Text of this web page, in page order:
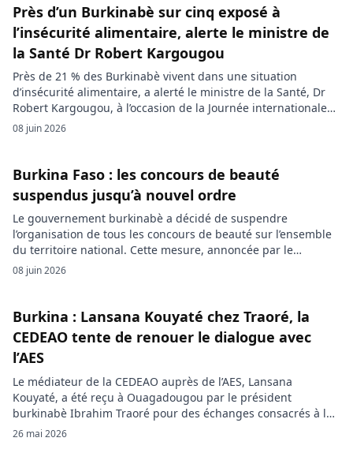
Près d’un Burkinabè sur cinq exposé à
l’insécurité alimentaire, alerte le ministre de
la Santé Dr Robert Kargougou
Près de 21 % des Burkinabè vivent dans une situation
d’insécurité alimentaire, a alerté le ministre de la Santé, Dr
Robert Kargougou, à l’occasion de la Journée internationale
de la sécurité des aliments. Face aux risques liés aux
aliments contaminés, le gouvernement annonce un
la sensibilisation […]
08 juin 2026
Burkina Faso : les concours de beauté
suspendus jusqu’à nouvel ordre
Le gouvernement burkinabè a décidé de suspendre
l’organisation de tous les concours de beauté sur l’ensemble
du territoire national. Cette mesure, annoncée par le
ministère de la Communication, de la Culture, des Arts et du
Faso serre la […]
08 juin 2026
Burkina : Lansana Kouyaté chez Traoré, la
CEDEAO tente de renouer le dialogue avec
l’AES
Le médiateur de la CEDEAO auprès de l’AES, Lansana
Kouyaté, a été reçu à Ouagadougou par le président
burkinabè Ibrahim Traoré pour des échanges consacrés à la
sécurité régionale, à la stabilité et à la libre circulation. Cette
26 mai 2026